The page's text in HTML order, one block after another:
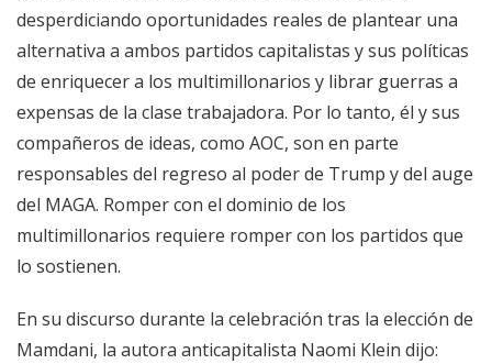
desperdiciando oportunidades reales de plantear una
alternativa a ambos partidos capitalistas y sus políticas
de enriquecer a los multimillonarios y librar guerras a
expensas de la clase trabajadora. Por lo tanto, él y sus
compañeros de ideas, como AOC, son en parte
responsables del regreso al poder de Trump y del auge
del MAGA. Romper con el dominio de los
multimillonarios requiere romper con los partidos que
lo sostienen.
En su discurso durante la celebración tras la elección de
Mamdani, la autora anticapitalista Naomi Klein dijo: